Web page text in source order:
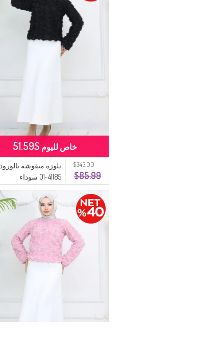
$343.00
$85.99
بلوزة منقوشة بالورود
41185-01 سوداء
خاص لليوم $51.59